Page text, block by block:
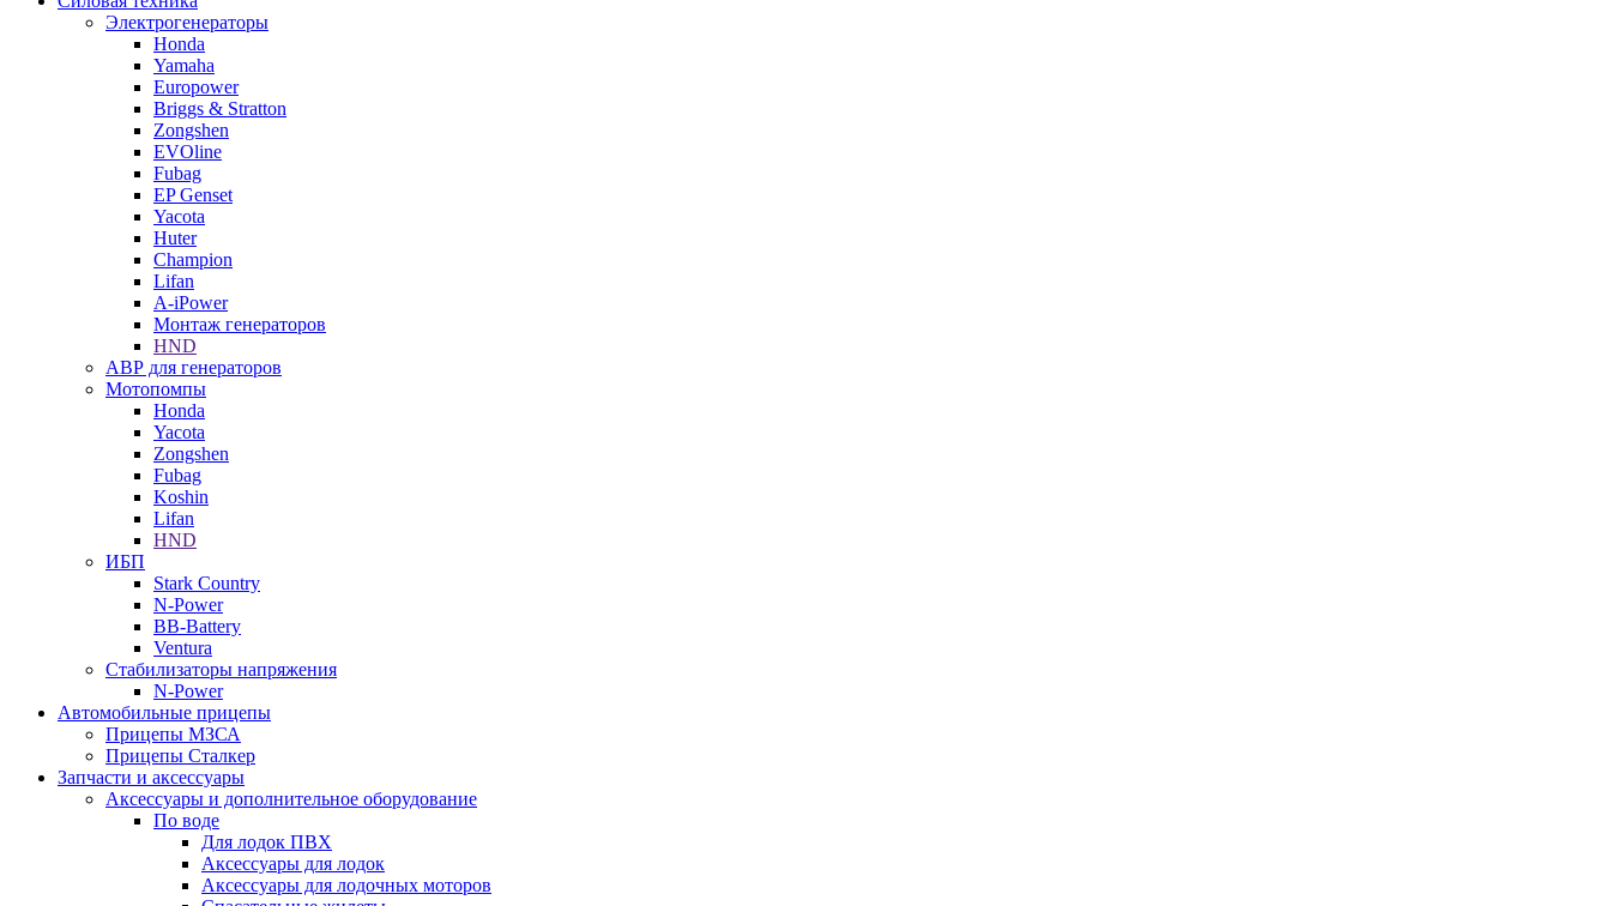
Электрогенераторы
Honda
Yamaha
Europower
Briggs & Stratton
Zongshen
EVOline
Fubag
EP Genset
Yacota
Huter
Champion
Lifan
A-iPower
Монтаж генераторов
HND
АВР для генераторов
Мотопомпы
Honda
Yacota
Zongshen
Fubag
Koshin
Lifan
HND
ИБП
Stark Country
N-Power
BB-Battery
Ventura
Стабилизаторы напряжения
N-Power
Автомобильные прицепы
Прицепы МЗСА
Прицепы Сталкер
Запчасти и аксессуары
Аксессуары и дополнительное оборудование
По воде
Для лодок ПВХ
Аксессуары для лодок
Аксессуары для лодочных моторов